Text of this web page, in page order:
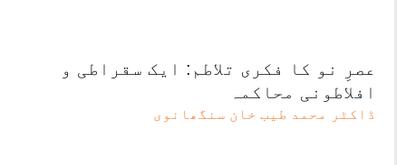
عصرِ نو کا فکری تلاطم: ایک سقراطی و
افلاطونی محاکمہ
ڈاکٹر محمد طیب خان سنگھانوی